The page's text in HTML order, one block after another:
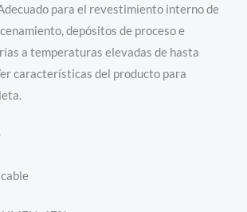
para el revestimiento interno de
depósitos de proceso e
a temperaturas elevadas de hasta
características del producto para